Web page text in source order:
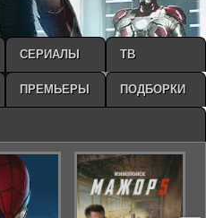
СЕРИАЛЫ ТВ
ПРЕМЬЕРЫ ПОДБОРКИ